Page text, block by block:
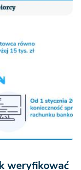
weryfikować